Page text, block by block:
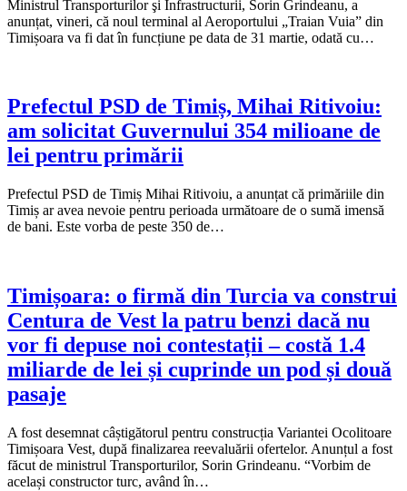
Ministrul Transporturilor şi Infrastructurii, Sorin Grindeanu, a
anunțat, vineri, că noul terminal al Aeroportului „Traian Vuia” din
Timișoara va fi dat în funcțiune pe data de 31 martie, odată cu…
Prefectul PSD de Timiș, Mihai Ritivoiu:
am solicitat Guvernului 354 milioane de
lei pentru primării
Prefectul PSD de Timiș Mihai Ritivoiu, a anunțat că primăriile din
Timiș ar avea nevoie pentru perioada următoare de o sumă imensă
de bani. Este vorba de peste 350 de…
Timișoara: o firmă din Turcia va construi
Centura de Vest la patru benzi dacă nu
vor fi depuse noi contestații – costă 1.4
miliarde de lei și cuprinde un pod și două
pasaje
A fost desemnat câștigătorul pentru construcția Variantei Ocolitoare
Timișoara Vest, după finalizarea reevaluării ofertelor. Anunțul a fost
făcut de ministrul Transporturilor, Sorin Grindeanu. “Vorbim de
același constructor turc, având în…